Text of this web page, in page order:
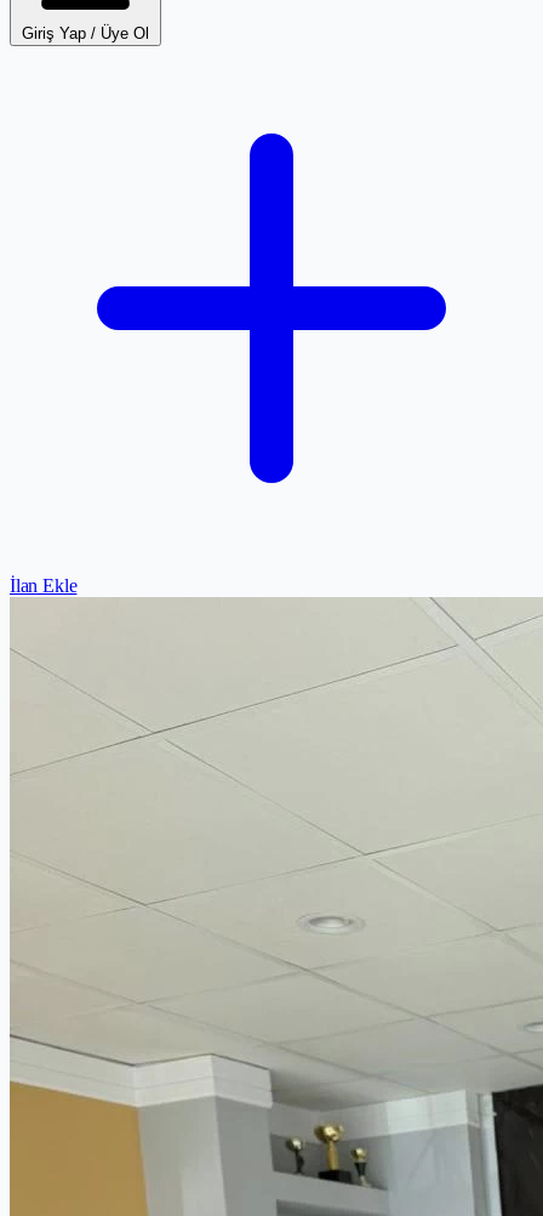
Giriş Yap / Üye Ol
İlan Ekle